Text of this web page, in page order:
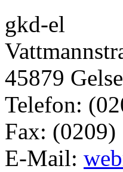
gkd-el
45879
Telefon:
Fax: (0209)
E-Mail: